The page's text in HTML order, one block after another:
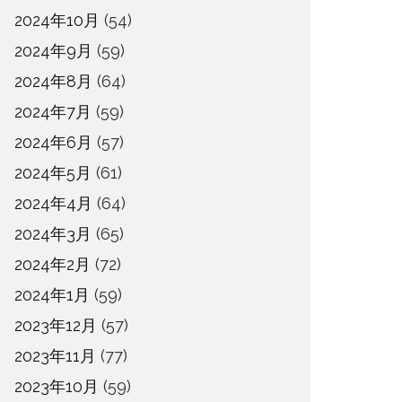
2024年10月 (54)
2024年9月 (59)
2024年8月 (64)
2024年7月 (59)
2024年6月 (57)
2024年5月 (61)
2024年4月 (64)
2024年3月 (65)
2024年2月 (72)
2024年1月 (59)
2023年12月 (57)
2023年11月 (77)
2023年10月 (59)